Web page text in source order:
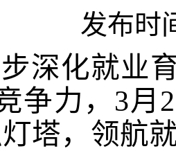
发布时
深化就业
争力，3月
塔，领航